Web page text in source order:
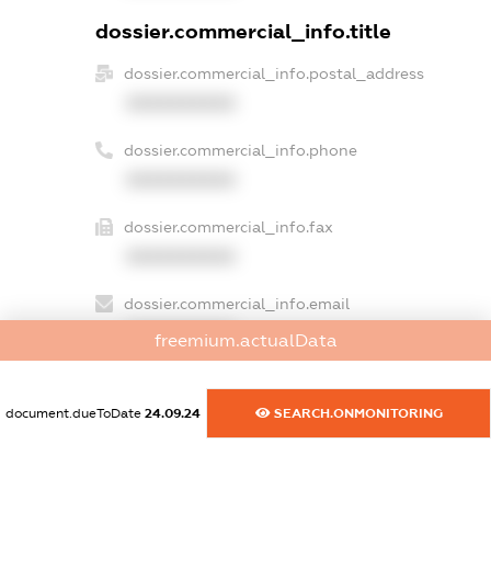
dossier.commercial_info.title
dossier.commercial_info.postal_address
dossier.commercial_info.phone
dossier.commercial_info.fax
dossier.commercial_info.email
XXXXXXXXXX
XXXXXXXXXX
freemium.actualData
document.dueToDate 24.09.24 SEARCH.ONMONITORING